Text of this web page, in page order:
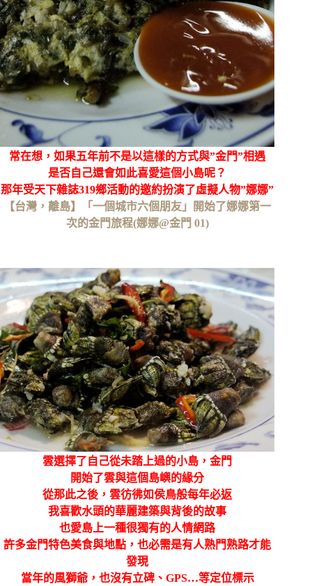
常在想，如果五年前不是以這樣的方式與”金門”相遇
是否自己還會如此喜愛這個小島呢？
那年受天下雜誌319鄉活動的邀約扮演了虛擬人物”娜娜”
【台灣，離島】「一個城市六個朋友」開始了娜娜第一
次的金門旅程(娜娜@金門 01)
雲選擇了自己從未踏上過的小島，金門
開始了雲與這個島嶼的緣分
從那此之後，雲彷彿如侯鳥般每年必返
我喜歡水頭的華麗建築與背後的故事
也愛島上一種很獨有的人情網路
許多金門特色美食與地點，也必需是有人熟門熟路才能
發現
當年的風獅爺，也沒有立碑、GPS…等定位標示